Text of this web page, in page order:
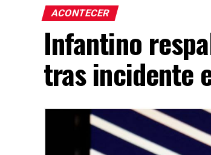
ACONTECER
Infantino
tras incidente